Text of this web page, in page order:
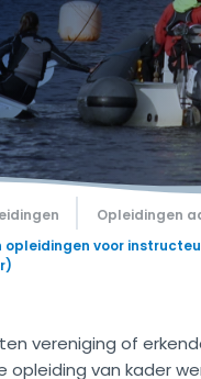
Opleidingen
opleidingen voor
vereniging of
opleiding van kader